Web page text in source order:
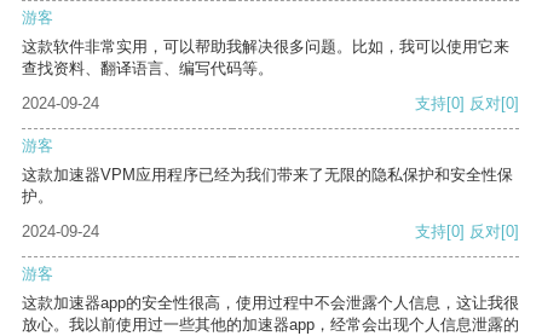
游客
这款软件非常实用，可以帮助我解决很多问题。比如，我可以使用它来
查找资料、翻译语言、编写代码等。
2024-09-24
支持[0] 反对[0]
游客
这款加速器VPM应用程序已经为我们带来了无限的隐私保护和安全性保
护。
2024-09-24
支持[0] 反对[0]
游客
这款加速器app的安全性很高，使用过程中不会泄露个人信息，这让我很
放心。我以前使用过一些其他的加速器app，经常会出现个人信息泄露的